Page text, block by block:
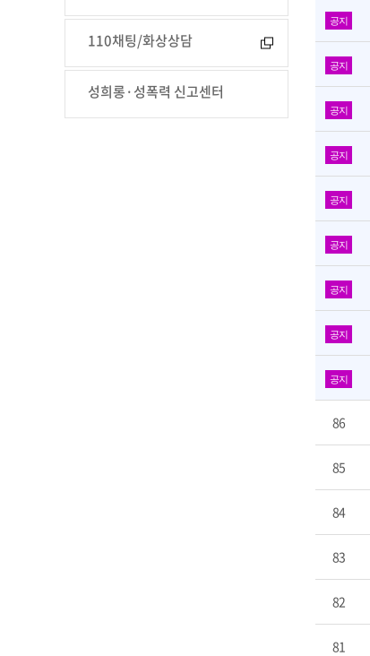
110채팅/화상상담
성희롱·성폭력 신고센터
공지
공지
공지
공지
공지
공지
공지
공지
공지
86
85
84
83
82
81